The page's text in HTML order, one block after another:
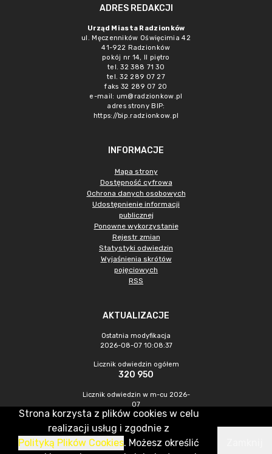
ADRES REDAKCJI
Urząd Miasta Radzionków
ul. Męczenników Oświęcimia 42
41-922 Radzionków
pokój nr 14, II piętro
tel. 32 388 71 30
tel. 32 289 07 27
faks 32 289 07 20
e-mail: um@radzionkow.pl
adres strony BIP:
https://bip.radzionkow.pl
INFORMACJE
Mapa strony
Dostępność cyfrowa
Ochrona danych osobowych
Udostępnienie informacji
publicznej
Ponowne wykorzystanie
Rejestr zmian
Statystyki odwiedzin
Wyjaśnienia skrótów
pojęciowych
RSS
AKTUALIZACJE
Ostatnia modyfikacja
2026-08-07 10:08:37
Licznik odwiedzin ogółem
320 950
Licznik odwiedzin w m-cu 2026-
07
1 009
CMS & Hosting: Nefeni Sp. z o.o.
Strona korzysta z plików cookies w celu
realizacji usług i zgodnie z
Polityką Plików Cookies. Możesz określić